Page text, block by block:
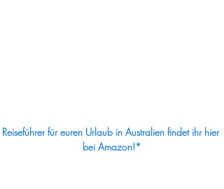
Reiseführer für euren Urlaub in Australien findet ihr hier
bei Amazon!*